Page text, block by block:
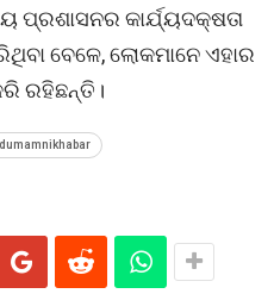
ପ୍ରଶାସନର କାର୍ଯ୍ୟଦକ୍ଷତା
ବେଳେ, ଲୋକମାନେ ଏହାର
ରହିଛନ୍ତି।